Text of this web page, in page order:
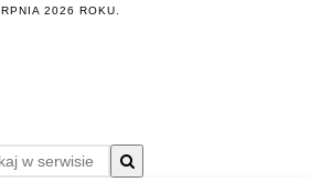
2026 ROKU.